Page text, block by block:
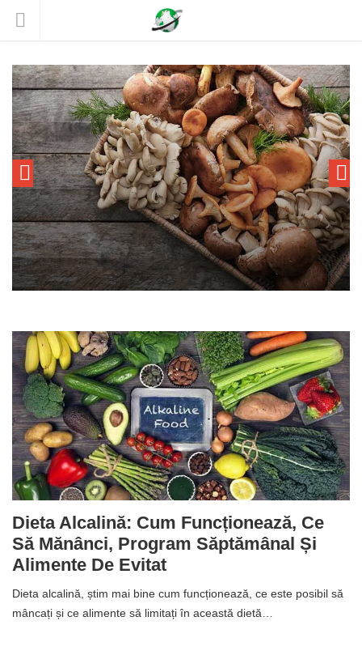
Dieta Alcalină: Cum Funcționează, Ce
Să Mănânci, Program Săptămânal Și
Alimente De Evitat
Dieta alcalină, știm mai bine cum funcționează, ce este posibil să
mâncați și ce alimente să limitați în această dietă…